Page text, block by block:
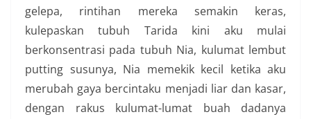
gelepa, rintihan mereka semakin keras,
kulepaskan tubuh Tarida kini aku mulai
berkonsentrasi pada tubuh Nia, kulumat lembut
putting susunya, Nia memekik kecil ketika aku
merubah gaya bercintaku menjadi liar dan kasar,
dengan rakus kulumat-lumat buah dadanya